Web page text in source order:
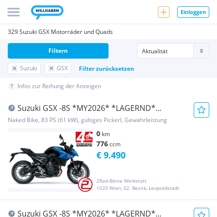
Einloggen
329 Suzuki GSX Motorräder und Quads
Suzuki GSX Filter zurücksetzen
Filtern
Infos zur Reihung der Anzeigen
Suzuki GSX -8S *MY2026* *LAGERND*
*4JAHRE-GARANTIE*
Naked Bike, 83 PS (61 kW), gültiges Pickerl, Gewährleistung
0 km
776ccm
2Rad-Börse Werkstatt
1020 Wien, 02. Bezirk, Leopoldstadt
€ 9.490
Suzuki GSX -8S *MY2026* *LAGERND*